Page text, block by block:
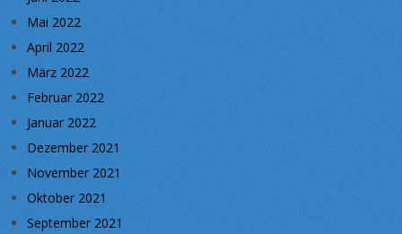
Mai 2022
April 2022
März 2022
Februar 2022
Januar 2022
Dezember 2021
November 2021
Oktober 2021
September 2021